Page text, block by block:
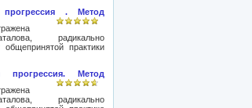
прогрессия . Метод
радикально
практики
прогрессия. Метод
радикально